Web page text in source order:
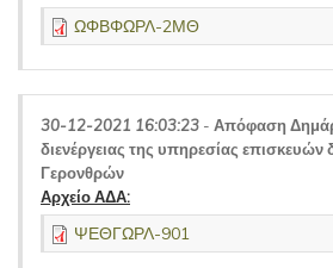
ΩΦΒΦΩΡΛ-2ΜΘ
30-12-2021 16:03:23 - Απόφαση
διενέργειας της υπηρεσίας
Γερονθρών
Αρχείο ΑΔΑ:
ΨΕΘΓΩΡΛ-901